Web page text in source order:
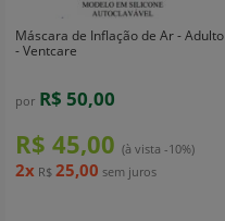
Máscara de Inflação de Ar - Adulto
- Ventcare
por R$ 50,00
R$ 45,00 (à vista -10%)
2x R$ 25,00 sem juros